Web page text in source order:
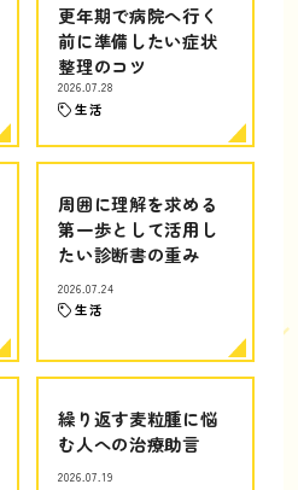
更年期で病院へ行く
前に準備したい症状
整理のコツ
2026.07.28
生活
周囲に理解を求める
第一歩として活用し
たい診断書の重み
2026.07.24
生活
繰り返す麦粒腫に悩
む人への治療助言
2026.07.19